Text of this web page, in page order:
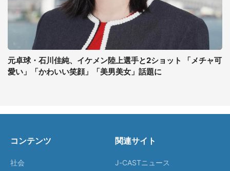
元卓球・石川佳純、イケメン陸上選手と2ショット 「メチャ可
愛い」「かわいい笑顔」「美男美女」話題に
コンテンツ
社会
関連サイト
J-CASTニュース